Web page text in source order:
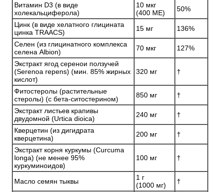
Витамин D3 (в виде
холекальциферола)
10 мкг
(400 МЕ)
50%
Цинк (в виде хелатного глицината
цинка TRAACS)
15 мг
136%
Селен (из глицинатного комплекса
селена Albion)
70 мкг
127%
Экстракт ягод серенои ползучей
(Serenoa repens) (мин. 85% жирных
кислот)
320 мг †
Фитостеролы (растительные
стеролы) (с бета-ситостерином)
850 мг
†
Экстракт листьев крапивы
двудомной (Urtica dioica)
240 мг
†
Кверцетин (из дигидрата
кверцетина)
200 мг
†
Экстракт корня куркумы (Curcuma
longa) (не менее 95%
куркуминоидов)
100 мг †
Масло семян тыквы
1 г
(1000 мг)
†